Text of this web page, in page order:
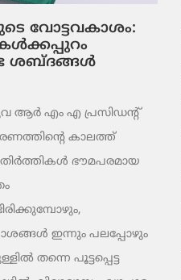
വോട്ടവകാശം:
ശബ്ദങ്ങൾ
എം എ പ്രസിഡന്റ്
കാലത്ത്
ഭൗമപരമായ
ഇന്നും പലപ്പോഴും
തന്നെ പൂട്ടപ്പെട്ട